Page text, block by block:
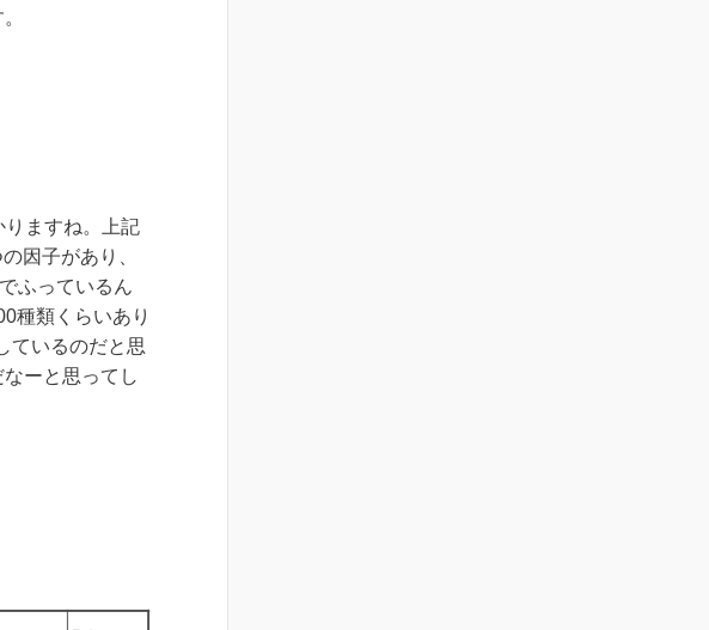
りますね。上記
因子があり、
ふっているん
種類くらいあり
ているのだと思
ーと思ってし